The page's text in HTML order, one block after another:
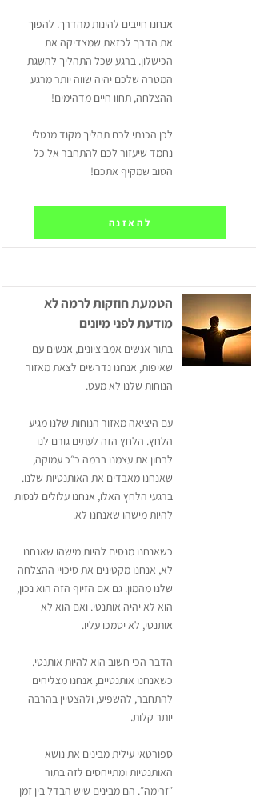
אנחנו חייבים להינות מהדרך. להפוך
את הדרך לכזאת שמצדיקה את
הכישלון. ברגע שכל התהליך להשגת
המטרה שלכם יהיה שווה יותר מרגע
ההצלחה, תחוו חיים מדהימים!
לכן הכנתי לכם תהליך מקוד מנטלי
נחמד שיעזור לכם להתחבר אל כל
הטוב שמקיף אתכם!
להאזנה
הטמעת חוזקות לרמה לא
מודעת לפני מיונים
בתור אנשים אמביציונים, אנשים עם
שאיפות, אנחנו נדרשים לצאת מאזור
הנוחות שלנו לא מעט.
עם היציאה מאזור הנוחות שלנו מגיע
הלחץ. הלחץ הזה לעתים גורם לנו
לבחון את עצמנו ברמה כ״כ עמוקה,
שאנחנו מאבדים את האותנטיות שלנו.
ברגעי הלחץ האלו, אנחנו עלולים לנסות
להיות מישהו שאנחנו לא.
כשאנחנו מנסים להיות מישהו שאנחנו
לא, אנחנו מקטינים את סיכויי ההצלחה
שלנו מהמון. גם אם הזיוף הזה הוא נכון,
הוא לא יהיה אותנטי. ואם הוא לא
אותנטי, לא יסמכו עליו.
הדבר הכי חשוב הוא להיות אותנטי.
כשאנחנו אותנטיים, אנחנו מצליחים
להתחבר, להשפיע, ולהצטיין בהרבה
יותר קלות.
ספורטאי עילית מבינים את נושא
האותנטיות ומתייחסים לזה בתור
״זרימה״. הם מבינים שיש הבדל בין זמן